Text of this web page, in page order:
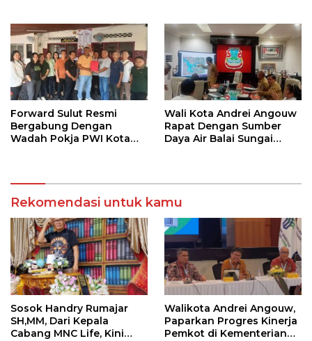
Pramuka
Forward Sulut Resmi
Bergabung Dengan
Wadah Pokja PWI Kota
Wali Kota Andrei Angouw
Rapat Dengan Sumber
Daya Air Balai Sungai
Rekomendasi untuk kamu
Sosok Handry Rumajar
SH,MM, Dari Kepala
Cabang MNC Life, Kini
Walikota Andrei Angouw,
Paparkan Progres Kinerja
Pemkot di Kementerian